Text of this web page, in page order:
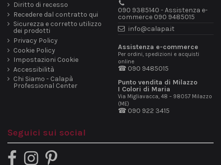
Diritto di recesso
Recedere dal contratto qui
Sicurezza e corretto utilizzo
dei prodotti
Privacy Policy
Cookie Policy
Impostazioni Cookie
Accessibilità
Chi Siamo - Calapà
Professional Center
090 9385140 - Assistenza e-
commerce 090 9485015
info@calapa.it
Assistenza e-commerce
Per ordini, spedizioni e acquisti
online
☎ 090 9485015
Punto vendita di Milazzo
I Colori di Maria
Via Migliavacca, 48 – 98057 Milazzo
(ME)
☎ 090 922 3415
Seguici sui social